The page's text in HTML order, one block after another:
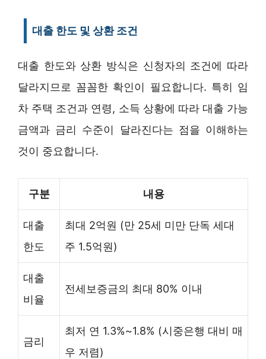
대출 한도 및 상환 조건
대출 한도와 상환 방식은 신청자의 조건에 따라
달라지므로 꼼꼼한 확인이 필요합니다. 특히 임
차 주택 조건과 연령, 소득 상황에 따라 대출 가능
금액과 금리 수준이 달라진다는 점을 이해하는
것이 중요합니다.
구분 내용
대출
한도
최대 2억원 (만 25세 미만 단독 세대
주 1.5억원)
대출
비율
전세보증금의 최대 80% 이내
금리
최저 연 1.3%~1.8% (시중은행 대비 매
우 저렴)